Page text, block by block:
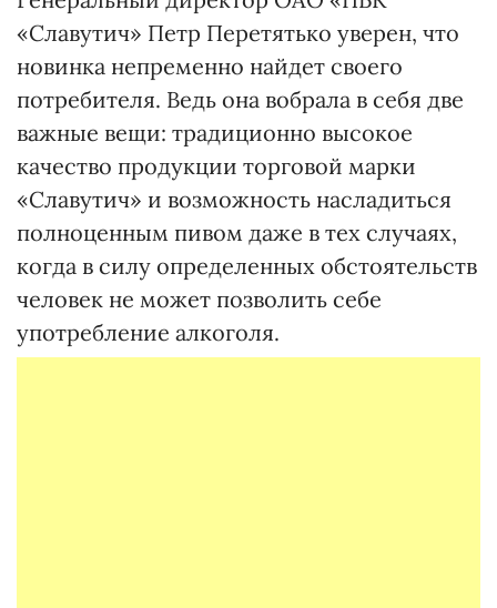
«Славутич» Петр Перетятько уверен, что
новинка непременно найдет своего
потребителя. Ведь она вобрала в себя две
важные вещи: традиционно высокое
качество продукции торговой марки
«Славутич» и возможность насладиться
полноценным пивом даже в тех случаях,
когда в силу определенных обстоятельств
человек не может позволить себе
употребление алкоголя.